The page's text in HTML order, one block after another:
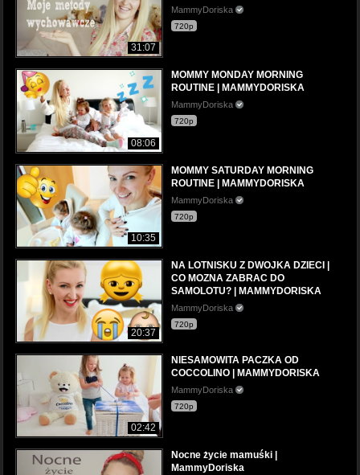
31:07
MammyDoriska
720p
08:06
MOMMY MONDAY MORNING
ROUTINE | MAMMYDORISKA
MammyDoriska
720p
10:35
MOMMY SATURDAY MORNING
ROUTINE | MAMMYDORISKA
MammyDoriska
720p
20:37
NA LOTNISKU Z DWOJKA DZIECI |
CO MOZNA ZABRAC DO
SAMOLOTU? | MAMMYDORISKA
MammyDoriska
720p
02:42
NIESAMOWITA PACZKA OD
COCCOLINO | MAMMYDORISKA
MammyDoriska
720p
Nocne życie mamuśki |
MammyDoriska